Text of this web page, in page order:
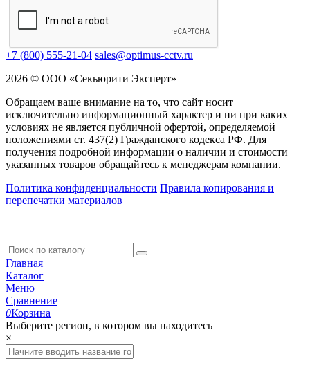
+7 (800) 555-21-04 sales@optimus-cctv.ru
2026 © ООО «Секьюрити Эксперт»
Обращаем ваше внимание на то, что сайт носит
исключительно информационный характер и ни при каких
условиях не является публичной офертой, определяемой
положениями ст. 437(2) Гражданского кодекса РФ. Для
получения подробной информации о наличии и стоимости
указанных товаров обращайтесь к менеджерам компании.
Политика конфиденциальности Правила копирования и
перепечатки материалов
Главная
Каталог
Меню
Сравнение
0Корзина
Выберите регион, в котором вы находитесь
×